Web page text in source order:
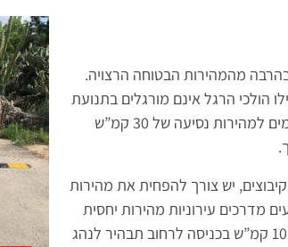
הולכי הרגל אינם מורגלים בתנועת
רכבים ערה כמו בעיר עמוסת רכבים ותנועה. התקנת פסי האטה מפלסטיק המתאימים למהירות נסיעה של 30 קמ”ש
יש צורך להפחית את מהירות
בד”כ מגיעים מדרכים עירוניות מהירות יחסית
לכן התקנת פסי האטה אגרסיביים מפלסטיק המתאימים אפיל למהירות נסיעה של 10 קמ”ש בכניסה לרחוב תבהיר לנהג